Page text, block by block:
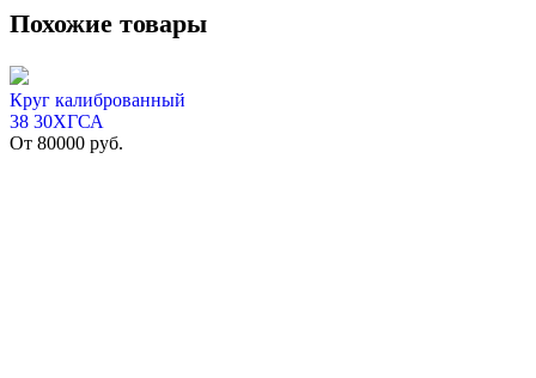
Похожие товары
Круг калиброванный
38 30ХГСА
От 80000 руб.